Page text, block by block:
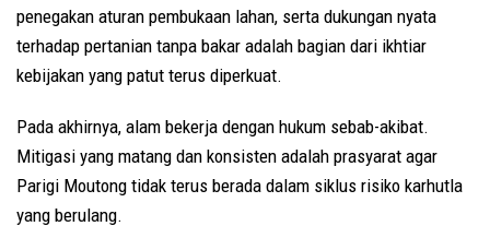
penegakan aturan pembukaan lahan, serta dukungan nyata
terhadap pertanian tanpa bakar adalah bagian dari ikhtiar
kebijakan yang patut terus diperkuat.
Pada akhirnya, alam bekerja dengan hukum sebab-akibat.
Mitigasi yang matang dan konsisten adalah prasyarat agar
Parigi Moutong tidak terus berada dalam siklus risiko karhutla
yang berulang.